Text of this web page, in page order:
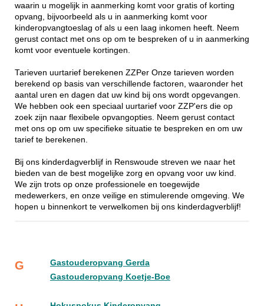
waarin u mogelijk in aanmerking komt voor gratis of korting
opvang, bijvoorbeeld als u in aanmerking komt voor
kinderopvangtoeslag of als u een laag inkomen heeft. Neem
gerust contact met ons op om te bespreken of u in aanmerking
komt voor eventuele kortingen.
Tarieven uurtarief berekenen ZZPer Onze tarieven worden
berekend op basis van verschillende factoren, waaronder het
aantal uren en dagen dat uw kind bij ons wordt opgevangen.
We hebben ook een speciaal uurtarief voor ZZP'ers die op
zoek zijn naar flexibele opvangopties. Neem gerust contact
met ons op om uw specifieke situatie te bespreken en om uw
tarief te berekenen.
Bij ons kinderdagverblijf in Renswoude streven we naar het
bieden van de best mogelijke zorg en opvang voor uw kind.
We zijn trots op onze professionele en toegewijde
medewerkers, en onze veilige en stimulerende omgeving. We
hopen u binnenkort te verwelkomen bij ons kinderdagverblijf!
G
Gastouderopvang Gerda
Gastouderopvang Koetje-Boe